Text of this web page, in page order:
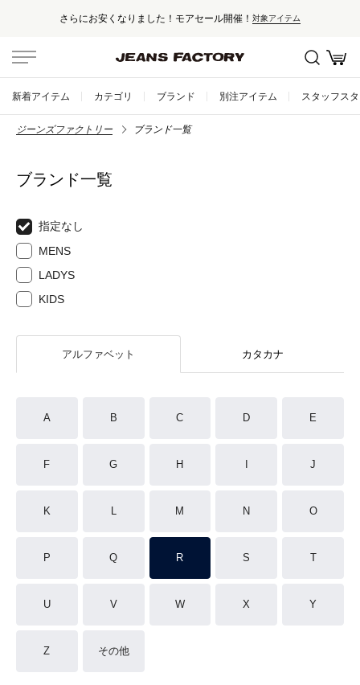
さらにお安くなりました！モアセール開催！対象アイテム
新着アイテム カテゴリ ブランド 別注アイテム スタッフス
ジーンズファクトリー ブランド一覧
ブランド一覧
指定なし
MENS
LADYS
KIDS
アルファベット カタカナ
A B C D E
F G H J
K L M N O
P Q R S T
U V W X Y
Z その他